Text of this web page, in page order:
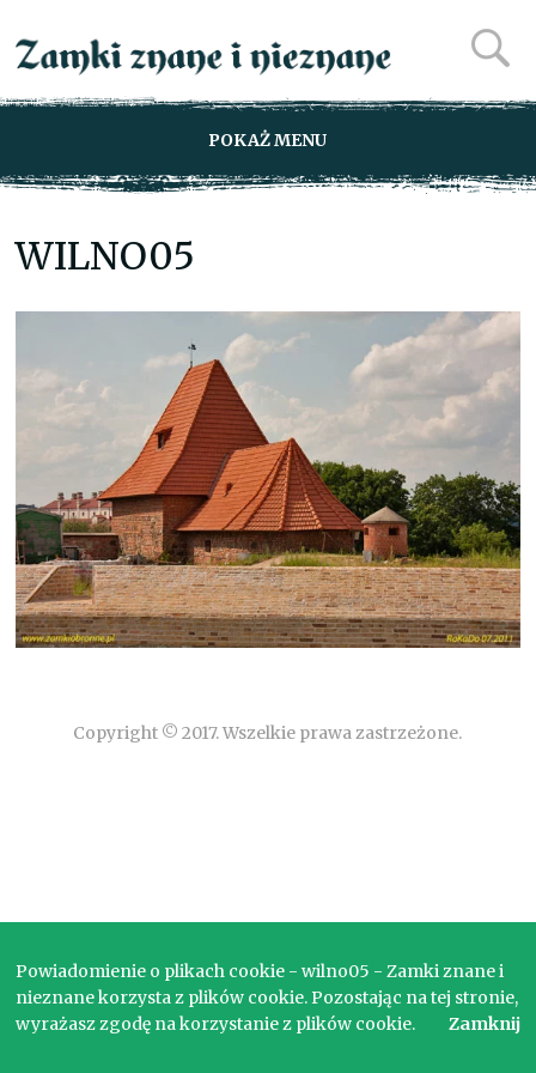
POKAŻ MENU
WILNO05
Copyright © 2017. Wszelkie prawa zastrzeżone.
Powiadomienie o plikach cookie - wilno05 - Zamki znane i
nieznane korzysta z plików cookie. Pozostając na tej stronie,
wyrażasz zgodę na korzystanie z plików cookie.
Zamknij